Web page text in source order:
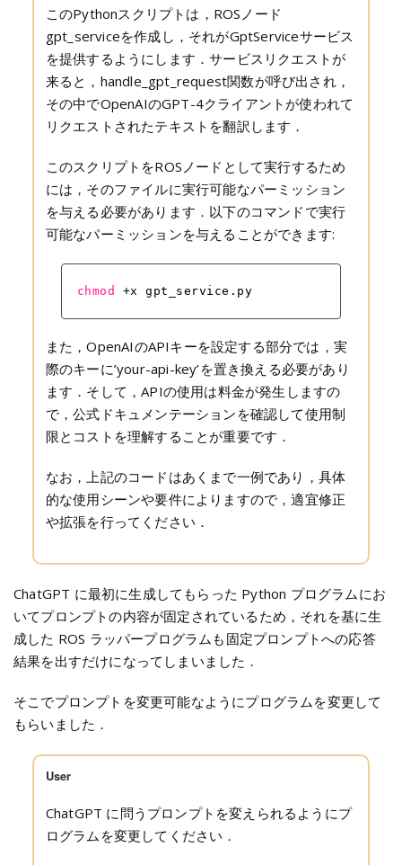
このPythonスクリプトは，ROSノード
gpt_serviceを作成し，それがGptServiceサービス
を提供するようにします．サービスリクエストが
来ると，handle_gpt_request関数が呼び出され，
その中でOpenAIのGPT-4クライアントが使われて
リクエストされたテキストを翻訳します．
このスクリプトをROSノードとして実行するため
には，そのファイルに実行可能なパーミッション
を与える必要があります．以下のコマンドで実行
可能なパーミッションを与えることができます:
chmod +x gpt_service.py
また，OpenAIのAPIキーを設定する部分では，実
際のキーに’your-api-key’を置き換える必要があり
ます．そして，APIの使用は料金が発生しますの
で，公式ドキュメンテーションを確認して使用制
限とコストを理解することが重要です．
なお，上記のコードはあくまで一例であり，具体
的な使用シーンや要件によりますので，適宜修正
や拡張を行ってください．
ChatGPT に最初に生成してもらった Python プログラムにお
いてプロンプトの内容が固定されているため，それを基に生
成した ROS ラッパープログラムも固定プロンプトへの応答
結果を出すだけになってしまいました．
そこでプロンプトを変更可能なようにプログラムを変更して
もらいました．
User
ChatGPT に問うプロンプトを変えられるようにプ
ログラムを変更してください．